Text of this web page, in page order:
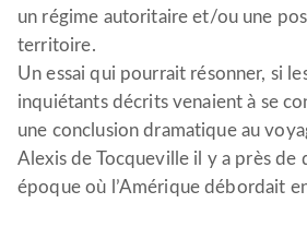
un régime autoritaire et/ou une
territoire.
Un essai qui pourrait résonner, si
inquiétants décrits venaient à se
une conclusion dramatique au
Alexis de Tocqueville il y a près de
époque où l’Amérique débordait